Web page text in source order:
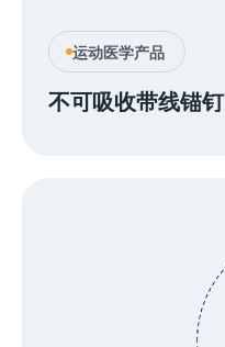
运动医学产品
不可吸收带线锚钉